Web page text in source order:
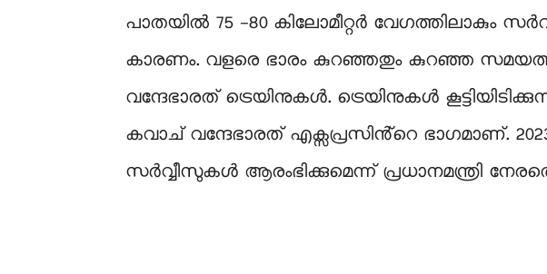
പാതയിൽ 75 -80 കിലോമീറ്റർ
കാരണം. വളരെ ഭാരം കുറഞ്ഞതും കുറഞ്ഞ
വന്ദേഭാരത് ട്രെയിനുകൾ. ട്രെയിനുകൾ
കവാച് വന്ദേഭാരത് എക്സപ്രസിൻ്റെ ഭാഗമാണ്.
സര്‍വ്വീസുകൾ ആരംഭിക്കുമെന്ന് പ്രധാനമന്ത്രി